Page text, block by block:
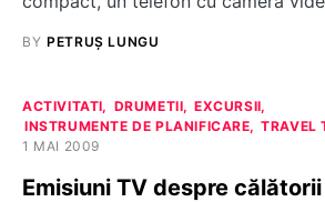
BY PETRUȘ LUNGU
ACTIVITATI DRUMETII
EXCURSII
INSTRUMENTE DE PLANIFICARE
TRAVEL
1 MAI 2009
Emisiuni TV despre